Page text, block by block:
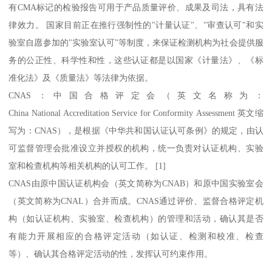
有CMA标记的检验报告可用于产品质量评价、成果及司法，具有法
律效力。 国家目前正在推行强制性的"计量认证"、"审查认可"和实
验室自愿参加的"实验室认可"等制度，来保证检测机构为社会提供服
务的公正性、科学性和性，这些认证都是以国家《计量法》、《标
准化法》及《质量法》等法律为依据。
CNAS：中国合格评定会（英文名称为：
China National Accreditation Service for Conformity Assessment 英文缩
写为：CNAS），是根据《中华共和国认证认可条例》的规定，由认
可监督管理会批准设立并授权的机构，统一负责对认证机构、实验
室和检查机构等相关机构的认可工作。 [1]
CNAS由原中国认证机构会（英文简称为CNAB）和原中国实验室会
（英文简称为CNAL）合并而成。CNAS通过评价、监督合格评定机
构（如认证机构、实验室、检查机构）的管理和活动，确认其是否
有能力开展相应的合格评定活动（如认证、检测和校准、检查
等）、确认其合格评定活动的性，发挥认可约束作用。